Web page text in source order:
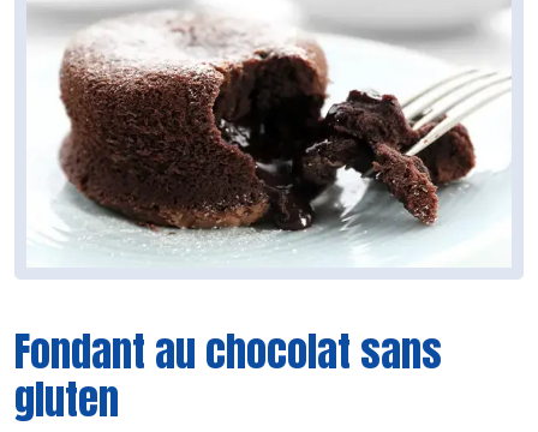
Fondant au chocolat sans
gluten